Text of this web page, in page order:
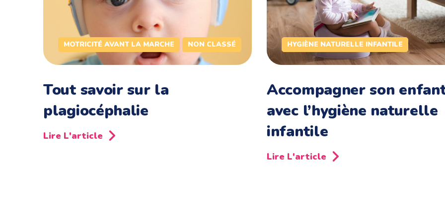
MOTRICITÉ AVANT LA MARCHE NON CLASSÉ
Tout savoir sur la
plagiocéphalie
Lire L'article
HYGIÈNE NATURELLE INFANTILE
Accompagner son
avec l’hygiène naturelle
infantile
Lire L'article